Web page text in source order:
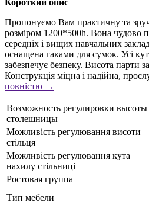
Короткий опис
Пропонуємо Вам практичну та
розміром 1200*500h. Вона чудово
середніх і вищих навчальних
оснащена гаками для сумок. Усі
забезпечує безпеку. Висота парти
Конструкція міцна і надійна,
повністю →
Возможность регулировки высоты
столешницы
Можливість регулювання висоти
стільця
Можливість регулювання кута
нахилу стільниці
Ростовая группа
Тип мебели